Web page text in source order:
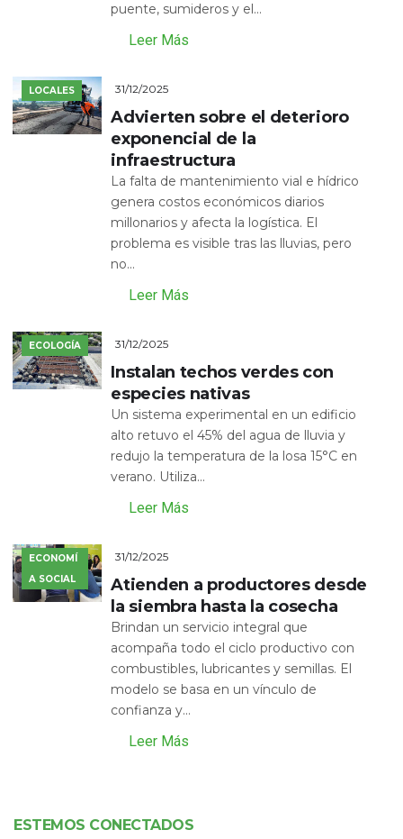
puente, sumideros y el...
Leer Más
LOCALES 31/12/2025
Advierten sobre el deterioro
exponencial de la
infraestructura
La falta de mantenimiento vial e hídrico
genera costos económicos diarios
millonarios y afecta la logística. El
problema es visible tras las lluvias, pero
no...
Leer Más
ECOLOGÍA 31/12/2025
Instalan techos verdes con
especies nativas
Un sistema experimental en un edificio
alto retuvo el 45% del agua de lluvia y
redujo la temperatura de la losa 15°C en
verano. Utiliza...
Leer Más
ECONOMÍ
A SOCIAL
31/12/2025
Atienden a productores desde
la siembra hasta la cosecha
Brindan un servicio integral que
acompaña todo el ciclo productivo con
combustibles, lubricantes y semillas. El
modelo se basa en un vínculo de
confianza y...
Leer Más
ESTEMOS CONECTADOS